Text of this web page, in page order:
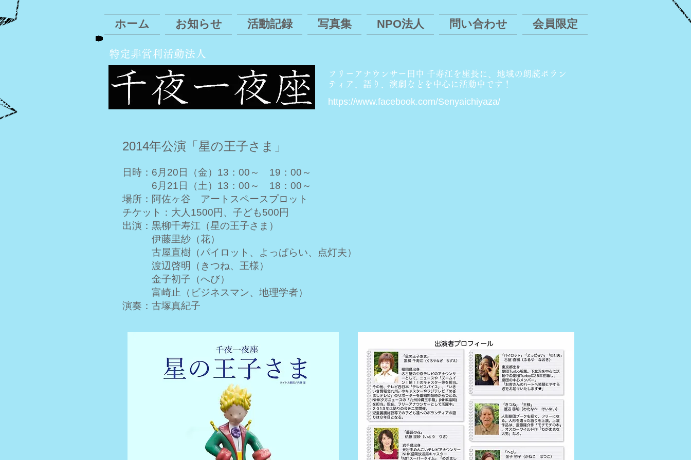
ホーム お知らせ 活動記録 写真集 NPO法人 問い合わせ 会員限定
特定非営利活動法人
フリーアナウンサー田中 千寿江を座長に、地域の朗読ボラン
ティア、語り、演劇などを中心に活動中です！
https://www.facebook.com/Senyaichiyaza/
2014年公演「星の王子さま」
日時：6月20日（金）13：00～ 19：00～
6月21日（土）13：00～ 18：00～
場所：阿佐ヶ谷 アートスペースプロット
チケット：大人1500円、子ども500円
出演：黒柳千寿江（星の王子さま）
伊藤里紗（花）
古屋直樹（パイロット、よっぱらい、点灯夫）
渡辺啓明（きつね、王様）
金子初子（へび）
富崎止（ビジネスマン、地理学者）
演奏：古塚真紀子